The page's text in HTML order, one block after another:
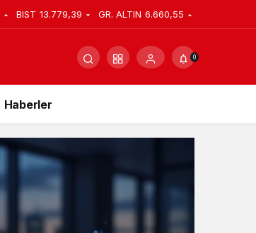
BIST 13.779,39 GR. ALTIN 6.660,55
0
Haberler